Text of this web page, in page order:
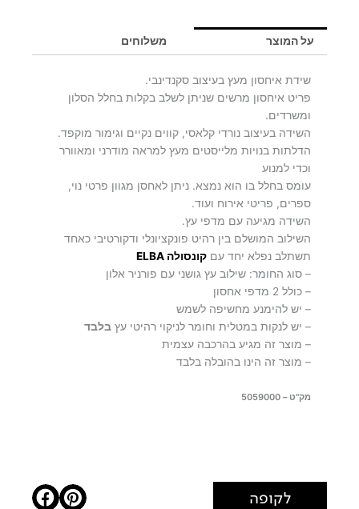
TIBER
על המוצר משלוחים
שידת איחסון מעץ בעיצוב סקנדינבי.
פריט איחסון מרשים שניתן לשלב בקלות בחלל הסלון
ומשרדים.
השידה בעיצוב נורדי קלאסי, קווים נקיים וגימור מוקפד.
הדלתות בנויות מלייסטים מעץ למראה מודרני ומאוורר
וכדי למנוע
עומס בחלל בו הוא נמצא. ניתן לאחסן מגוון פרטי נוי,
ספרים, פריטי אירוח ועוד.
השידה מגיעה עם מדפי עץ.
השילוב המושלם בין רהיט פונקציונלי ודקורטיבי כאחד
תשתלב נפלא יחד עם קונסולה ELBA
– סוג החומר: שילוב עץ גושני עם פורניר אלון
– כולל 2 מדפי אחסון
– יש להימנע מחשיפה לשמש
– יש לנקות במטלית וחומר לניקוי רהיטי עץ בלבד
– מוצר זה מגיע בהרכבה עצמית
– מוצר זה הינו בהובלה בלבד
מק"ט – 5059000
לקופה